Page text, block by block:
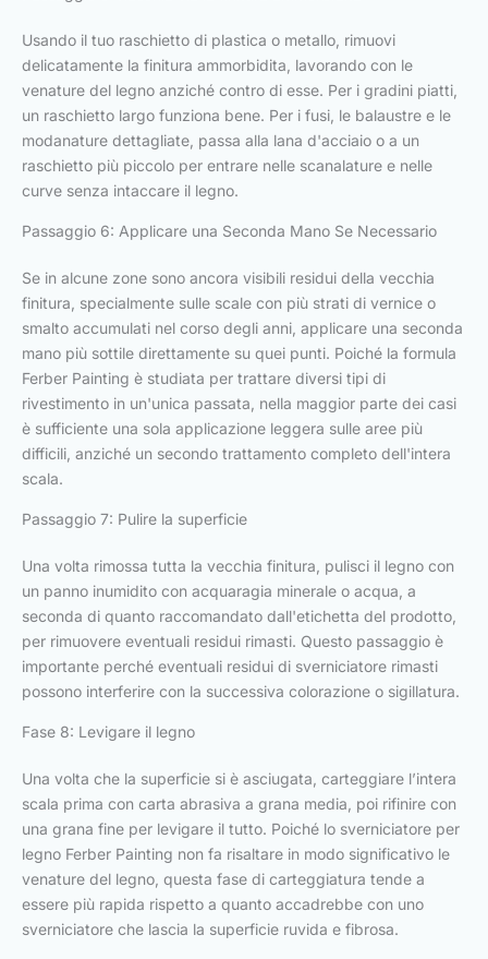
Usando il tuo raschietto di plastica o metallo, rimuovi
delicatamente la finitura ammorbidita, lavorando con le
venature del legno anziché contro di esse. Per i gradini piatti,
un raschietto largo funziona bene. Per i fusi, le balaustre e le
modanature dettagliate, passa alla lana d'acciaio o a un
raschietto più piccolo per entrare nelle scanalature e nelle
curve senza intaccare il legno.
Passaggio 6: Applicare una Seconda Mano Se Necessario
Se in alcune zone sono ancora visibili residui della vecchia
finitura, specialmente sulle scale con più strati di vernice o
smalto accumulati nel corso degli anni, applicare una seconda
mano più sottile direttamente su quei punti. Poiché la formula
Ferber Painting è studiata per trattare diversi tipi di
rivestimento in un'unica passata, nella maggior parte dei casi
è sufficiente una sola applicazione leggera sulle aree più
difficili, anziché un secondo trattamento completo dell'intera
scala.
Passaggio 7: Pulire la superficie
Una volta rimossa tutta la vecchia finitura, pulisci il legno con
un panno inumidito con acquaragia minerale o acqua, a
seconda di quanto raccomandato dall'etichetta del prodotto,
per rimuovere eventuali residui rimasti. Questo passaggio è
importante perché eventuali residui di sverniciatore rimasti
possono interferire con la successiva colorazione o sigillatura.
Fase 8: Levigare il legno
Una volta che la superficie si è asciugata, carteggiare l’intera
scala prima con carta abrasiva a grana media, poi rifinire con
una grana fine per levigare il tutto. Poiché lo sverniciatore per
legno Ferber Painting non fa risaltare in modo significativo le
venature del legno, questa fase di carteggiatura tende a
essere più rapida rispetto a quanto accadrebbe con uno
sverniciatore che lascia la superficie ruvida e fibrosa.